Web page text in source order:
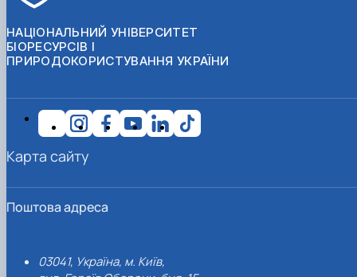
НАЦІОНАЛЬНИЙ УНІВЕРСИТЕТ
БІОРЕСУРСІВ І
ПРИРОДОКОРИСТУВАННЯ УКРАЇНИ
Поштова адреса
03041, Україна, м. Київ,
Карта сайту